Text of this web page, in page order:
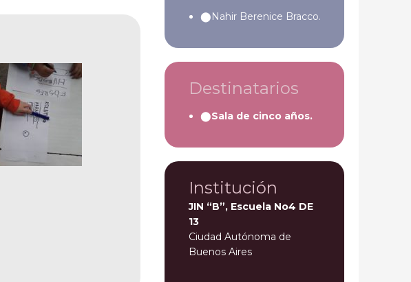
Nahir Berenice Bracco.
Destinatarios
Sala de cinco años.
Institución
JIN “B”, Escuela No4 DE
13
Ciudad Autónoma de
Buenos Aires